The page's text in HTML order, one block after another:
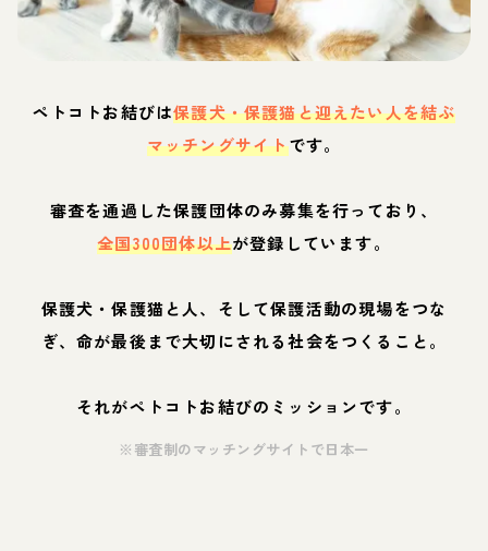
ペトコトお結びは保護犬・保護猫と迎えたい人を結ぶ
マッチングサイトです。
審査を通過した保護団体のみ募集を行っており、
全国300団体以上が登録しています。
保護犬・保護猫と人、そして保護活動の現場をつな
ぎ、命が最後まで大切にされる社会をつくること。
それがペトコトお結びのミッションです。
※審査制のマッチングサイトで日本一